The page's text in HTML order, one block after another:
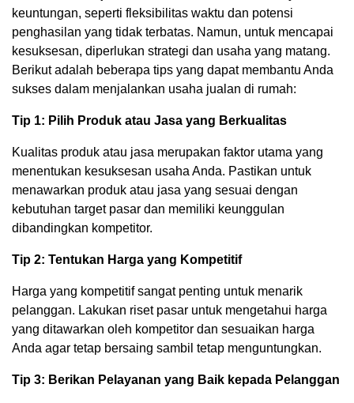
keuntungan, seperti fleksibilitas waktu dan potensi
penghasilan yang tidak terbatas. Namun, untuk mencapai
kesuksesan, diperlukan strategi dan usaha yang matang.
Berikut adalah beberapa tips yang dapat membantu Anda
sukses dalam menjalankan usaha jualan di rumah:
Tip 1: Pilih Produk atau Jasa yang Berkualitas
Kualitas produk atau jasa merupakan faktor utama yang
menentukan kesuksesan usaha Anda. Pastikan untuk
menawarkan produk atau jasa yang sesuai dengan
kebutuhan target pasar dan memiliki keunggulan
dibandingkan kompetitor.
Tip 2: Tentukan Harga yang Kompetitif
Harga yang kompetitif sangat penting untuk menarik
pelanggan. Lakukan riset pasar untuk mengetahui harga
yang ditawarkan oleh kompetitor dan sesuaikan harga
Anda agar tetap bersaing sambil tetap menguntungkan.
Tip 3: Berikan Pelayanan yang Baik kepada Pelanggan